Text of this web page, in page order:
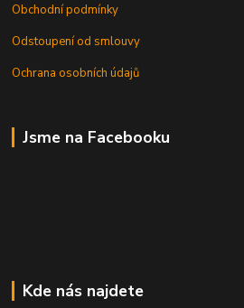
Obchodní podmínky
Odstoupení od smlouvy
Ochrana osobních údajů
Jsme na Facebooku
Kde nás najdete